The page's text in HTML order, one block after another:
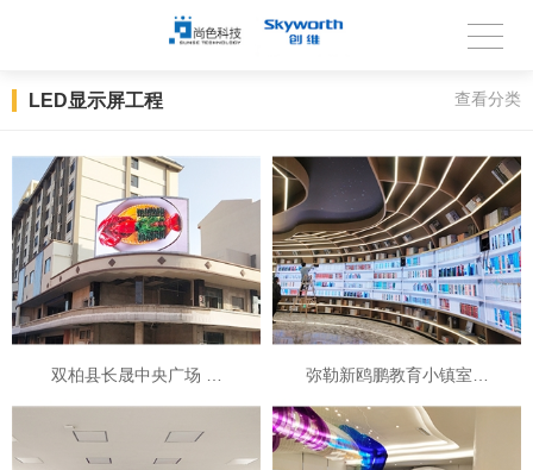
LED显示屏工程 查看分类
双柏县长晟中央广场 … 弥勒新鸥鹏教育小镇室…